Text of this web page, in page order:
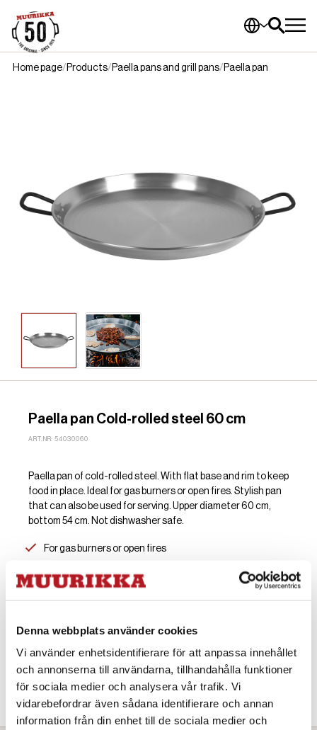
Denna webbplats använder cookies
Vi använder enhetsidentifierare för att anpassa innehållet
och annonserna till användarna, tillhandahålla funktioner
för sociala medier och analysera vår trafik. Vi
vidarebefordrar även sådana identifierare och annan
information från din enhet till de sociala medier och
Home page Products Paella pans and grill pans Paella pan
Paella pan Cold-rolled steel 60 cm
ART.NR: 54030060
Paella pan of cold-rolled steel. With flat base and rim to keep
food in place. Ideal for gas burners or open fires. Stylish pan
that can also be used for serving. Upper diameter 60 cm,
bottom 54 cm. Not dishwasher safe.
For gas burners or open fires
Find Store